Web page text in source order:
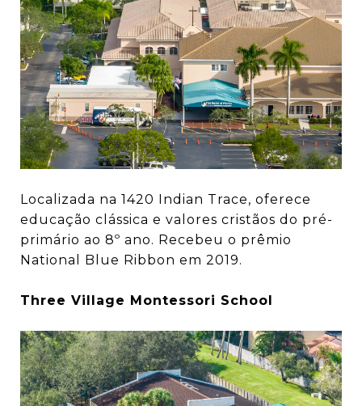
Localizada na 1420 Indian Trace, oferece
educação clássica e valores cristãos do pré-
primário ao 8º ano. Recebeu o prêmio
National Blue Ribbon em 2019.
Three Village Montessori School